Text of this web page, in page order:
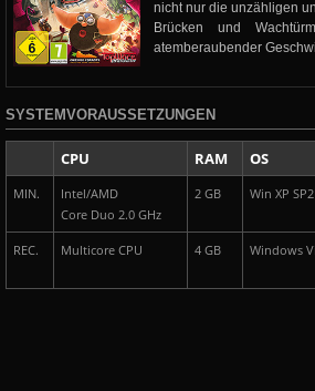
nicht nur die unzähligen
Brücken und
atemberaubender
SYSTEMVORAUSSETZUNGEN
CPU RAM OS
MIN.
Intel/AMD
Core Duo 2.0 GHz
2 GB Win XP
REC. Multicore CPU 4 GB Windows